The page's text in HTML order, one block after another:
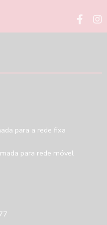
para a rede fixa
para rede móvel